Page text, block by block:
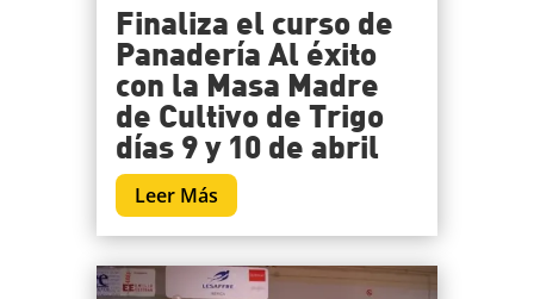
Finaliza el curso de
Panadería Al éxito
con la Masa Madre
de Cultivo de Trigo
días 9 y 10 de abril
Leer Más